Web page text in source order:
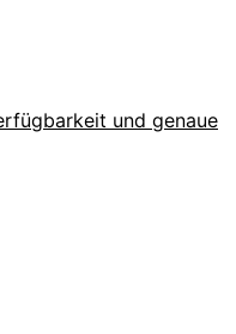
und genaue